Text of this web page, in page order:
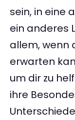
sein, in eine
ein anderes
allem, wenn
erwarten
um dir zu
ihre